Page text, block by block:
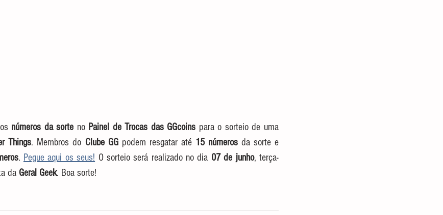
números da sorte no Painel de Trocas das GGcoins
Things. Membros do Clube GG podem resgatar até 15 números da sorte e
. Pegue aqui os seus! O sorteio será realizado no dia 07 de junho, terça-
da Geral Geek. Boa sorte!